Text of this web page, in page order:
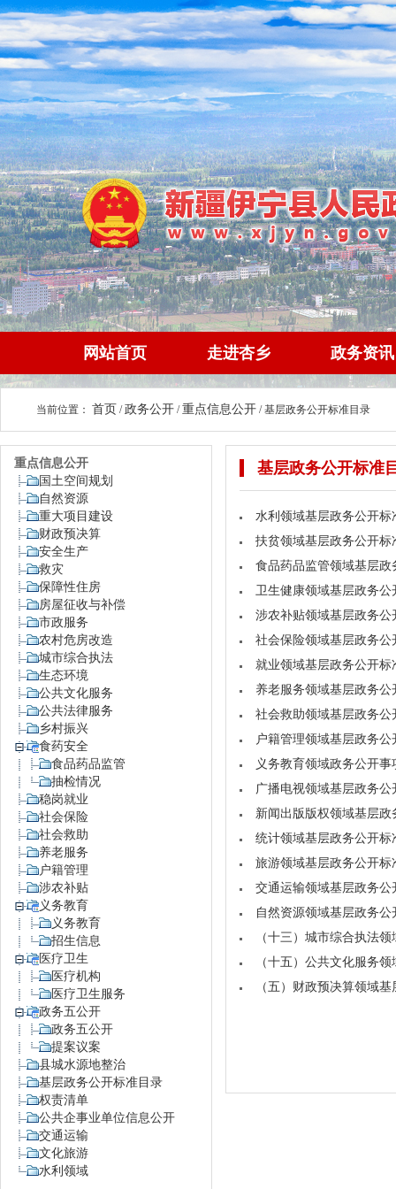
网站首页 走进杏乡 政务资讯
当前位置： 首页 /政务公开 /重点信息公开 /基层政务公开标准目录
重点信息公开
国土空间规划
自然资源
重大项目建设
财政预决算
安全生产
救灾
保障性住房
房屋征收与补偿
市政服务
农村危房改造
城市综合执法
生态环境
公共文化服务
公共法律服务
乡村振兴
食药安全
食品药品监管
抽检情况
稳岗就业
社会保险
社会救助
养老服务
户籍管理
涉农补贴
义务教育
义务教育
招生信息
医疗卫生
医疗机构
医疗卫生服务
政务五公开
政务五公开
提案议案
县城水源地整治
基层政务公开标准目录
权责清单
公共企事业单位信息公开
交通运输
文化旅游
水利领域
基层政务公开标准
水利领域基层政务公开标
扶贫领域基层政务公开标
食品药品监管领域基层政
卫生健康领域基层政务公
涉农补贴领域基层政务公
社会保险领域基层政务公
就业领域基层政务公开标
养老服务领域基层政务公
社会救助领域基层政务公
户籍管理领域基层政务公
义务教育领域政务公开事
广播电视领域基层政务公
新闻出版版权领域基层政
统计领域基层政务公开标
旅游领域基层政务公开标
交通运输领域基层政务公
自然资源领域基层政务公
（十三）城市综合执法
（十五）公共文化服务
（五）财政预决算领域